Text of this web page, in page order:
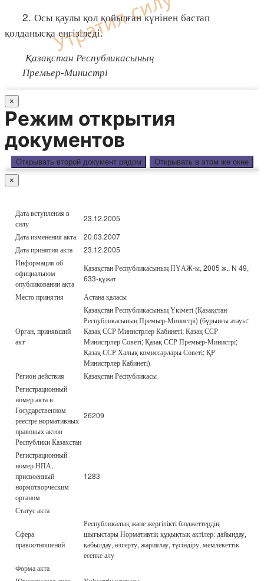
2. Осы қаулы қол қойылған күнінен бастап
қолданысқа енгізіледі.
Қазақстан Республикасының
Премьер-Министрі
×
Режим открытия
документов
Открывать второй документ рядом Открывать в этом же окне
×
Дата вступления в
силу
23.12.2005
Дата изменения акта
20.03.2007
Дата принятия акта
23.12.2005
Информация об
официальном
опубликовании акта
Қазақстан Республикасының ПҮАЖ-ы, 2005 ж., N 49,
633-құжат
Место принятия
Астана қаласы
Орган, принявший
акт
Қазақстан Республикасының Үкіметі (Қазақстан
Республикасының Премьер-Министрі) (бұрынғы атауы:
Қазақ ССР Министрлер Кабинеті; Қазақ ССР
Министрлер Советі; Қазақ ССР Премьер-Министрі;
Қазақ ССР Халық комиссарлары Советі; ҚР
Министрлер Кабинеті)
Регион действия
Қазақстан Республикасы
Регистрационный
номер акта в
Государственном
реестре нормативных
правовых актов
Республики Казахстан
26209
Регистрационный
номер НПА,
присвоенный
нормотворческим
органом
1283
Статус акта
Сфера
правоотношений
Республикалық және жергілікті бюджеттердің
шығыстары Нормативтік құқықтық актілер: дайындау,
қабылдау, өзгерту, жариялау, түсіндіру, мемлекеттік
есепке алу
Форма акта